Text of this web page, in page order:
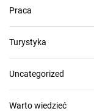
Praca
Turystyka
Uncategorized
Warto wiedzieć